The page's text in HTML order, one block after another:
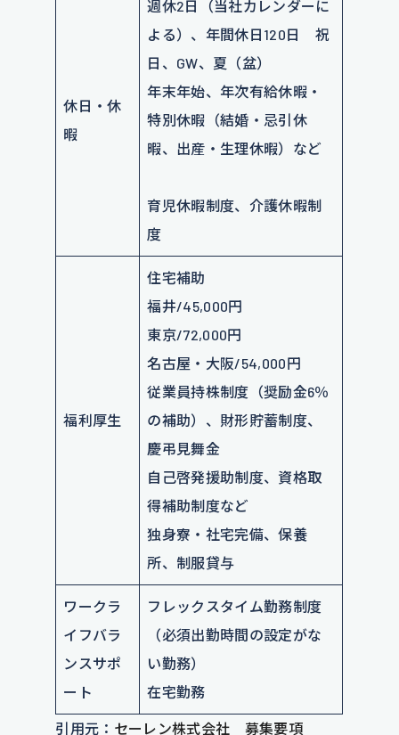
休日・休
暇
週休2日（当社カレンダーに
よる）、年間休日120日 祝
日、GW、夏（盆）
年末年始、年次有給休暇・
特別休暇（結婚・忌引休
暇、出産・生理休暇）など
育児休暇制度、介護休暇制
度
福利厚生
住宅補助
福井/45,000円
東京/72,000円
名古屋・大阪/54,000円
従業員持株制度（奨励金6％
の補助）、財形貯蓄制度、
慶弔見舞金
自己啓発援助制度、資格取
得補助制度など
独身寮・社宅完備、保養
所、制服貸与
ワークラ
イフバラ
ンスサポ
ート
フレックスタイム勤務制度
（必須出勤時間の設定がな
い勤務）
在宅勤務
引用元： セーレン株式会社 募集要項